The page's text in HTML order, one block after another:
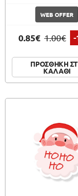
WEB OFFER
0.85€ 1.00€ -
ΠΡΟΣΘΗΚΗ
ΚΑΛΑΘΙ